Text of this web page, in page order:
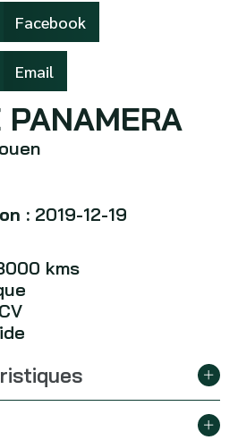
Facebook
Email
PANAMERA
: 2019-12-19
kms